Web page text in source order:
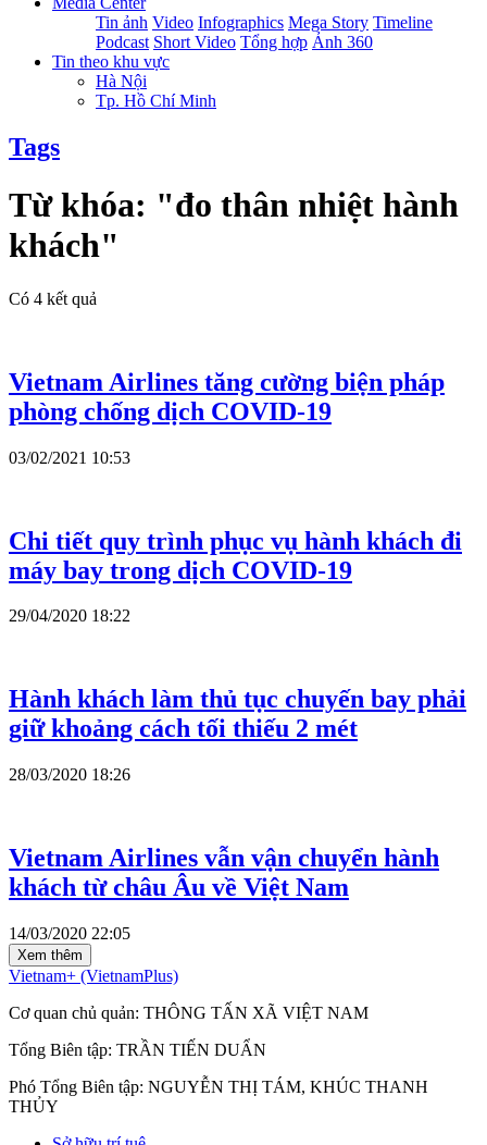
Tin ảnh Video Infographics Mega Story Timeline
Podcast Short Video Tổng hợp Ảnh 360
Tin theo khu vực
Hà Nội
Tp. Hồ Chí Minh
Tags
Từ khóa: "đo thân nhiệt hành
khách"
Có 4 kết quả
Vietnam Airlines tăng cường biện pháp
phòng chống dịch COVID-19
03/02/2021 10:53
Chi tiết quy trình phục vụ hành khách đi
máy bay trong dịch COVID-19
29/04/2020 18:22
Hành khách làm thủ tục chuyến bay phải
giữ khoảng cách tối thiếu 2 mét
28/03/2020 18:26
Vietnam Airlines vẫn vận chuyển hành
khách từ châu Âu về Việt Nam
14/03/2020 22:05
Xem thêm
Vietnam+ (VietnamPlus)
Cơ quan chủ quản: THÔNG TẤN XÃ VIỆT NAM
Tổng Biên tập: TRẦN TIẾN DUẨN
Phó Tổng Biên tập: NGUYỄN THỊ TÁM, KHÚC THANH
THỦY